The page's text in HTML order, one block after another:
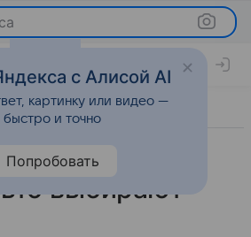
выбирают
с Алисой AI
картинку или видео —
быстро и точно
Попробовать